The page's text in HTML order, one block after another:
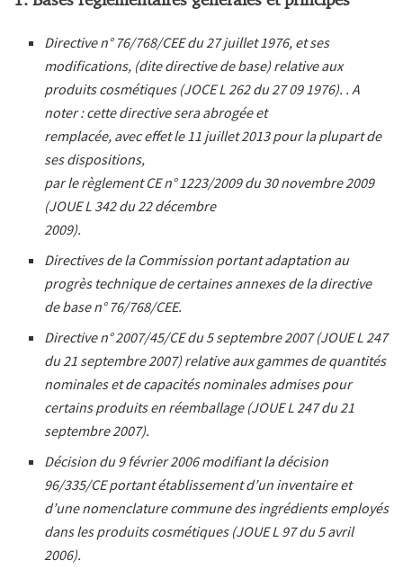
Directive n° 76/768/CEE du 27 juillet 1976, et ses
modifications, (dite directive de base) relative aux
produits cosmétiques (JOCE L 262 du 27 09 1976). . A
noter : cette directive sera abrogée et
remplacée, avec effet le 11 juillet 2013 pour la plupart de
ses dispositions,
par le règlement CE n° 1223/2009 du 30 novembre 2009
(JOUE L 342 du 22 décembre
2009).
Directives de la Commission portant adaptation au
progrès technique de certaines annexes de la directive
de base n° 76/768/CEE.
Directive n° 2007/45/CE du 5 septembre 2007 (JOUE L 247
du 21 septembre 2007) relative aux gammes de quantités
nominales et de capacités nominales admises pour
certains produits en réemballage (JOUE L 247 du 21
septembre 2007).
Décision du 9 février 2006 modifiant la décision
96/335/CE portant établissement d’un inventaire et
d’une nomenclature commune des ingrédients employés
dans les produits cosmétiques (JOUE L 97 du 5 avril
2006).